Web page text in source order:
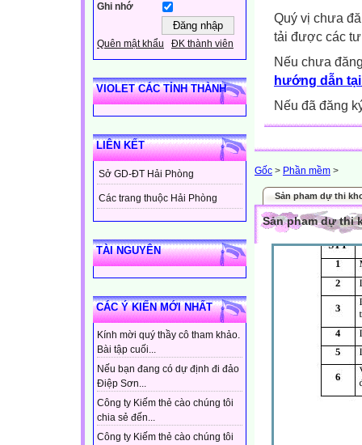
Ghi nhớ
Quên mật khẩu ĐK thành viên
VIOLET CÁC TỈNH THÀNH
LIÊN KẾT
Sở GD-ĐT Hải Phòng
Các trang thuộc Hải Phòng
TÀI NGUYÊN
CÁC Ý KIẾN MỚI NHẤT
Kính mời quý thầy cô tham khảo.
Bài tập cuối...
Nếu bạn đang có dự định đi đảo
Điệp Sơn...
Công ty Kiếm thẻ cào chúng tôi
chia sẻ đến...
Công ty Kiếm thẻ cào chúng tôi
Quý vị chưa
tải được các
Nếu chưa
hướng dẫn
Nếu đã đăng
Gốc > Phần mềm >
Sản pham dự thi
Sản pham dự thi